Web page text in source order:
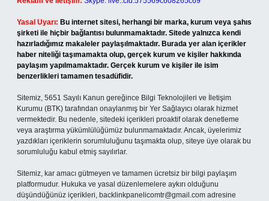
Yasal Uyarı: Bu internet sitesi, herhangi bir marka, kurum veya şahıs
şirketi ile hiçbir bağlantısı bulunmamaktadır. Sitede yalnızca kendi
hazırladığımız makaleler paylaşılmaktadır. Burada yer alan içerikler
haber niteliği taşımamakta olup, gerçek kurum ve kişiler hakkında
paylaşım yapılmamaktadır. Gerçek kurum ve kişiler ile isim
benzerlikleri tamamen tesadüfidir.
Sitemiz, 5651 Sayılı Kanun gereğince Bilgi Teknolojileri ve İletişim
Kurumu (BTK) tarafından onaylanmış bir Yer Sağlayıcı olarak hizmet
vermektedir. Bu nedenle, sitedeki içerikleri proaktif olarak denetleme
veya araştırma yükümlülüğümüz bulunmamaktadır. Ancak, üyelerimiz
yazdıkları içeriklerin sorumluluğunu taşımakta olup, siteye üye olarak bu
sorumluluğu kabul etmiş sayılırlar.
Sitemiz, kar amacı gütmeyen ve tamamen ücretsiz bir bilgi paylaşım
platformudur. Hukuka ve yasal düzenlemelere aykırı olduğunu
düşündüğünüz içerikleri, backlinkpanelicomtr@gmail.com adresine